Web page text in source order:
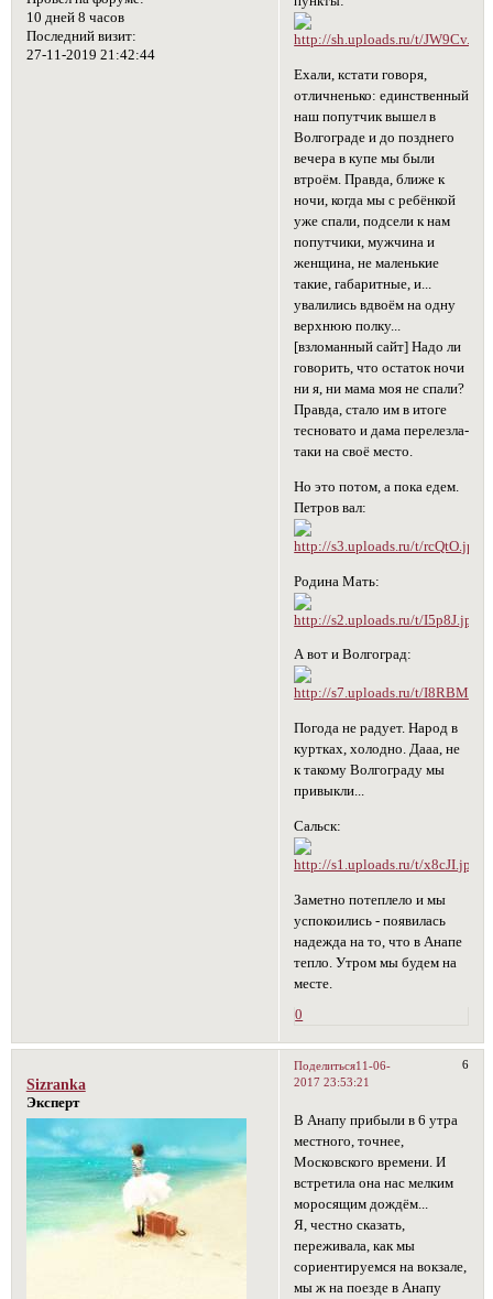
10 дней 8 часов
Последний визит:
27-11-2019 21:42:44
Ехали, кстати говоря,
отличненько: единственный
наш попутчик вышел в
Волгограде и до позднего
вечера в купе мы были
втроём. Правда, ближе к
ночи, когда мы с ребёнкой
уже спали, подсели к нам
попутчики, мужчина и
женщина, не маленькие
такие, габаритные, и...
увалились вдвоём на одну
верхнюю полку...
[взломанный сайт] Надо ли
говорить, что остаток ночи
ни я, ни мама моя не спали?
Правда, стало им в итоге
тесновато и дама перелезла-
таки на своё место.
Но это потом, а пока едем.
Петров вал:
Родина Мать:
А вот и Волгоград:
Погода не радует. Народ в
куртках, холодно. Дааа, не
к такому Волгограду мы
привыкли...
Сальск:
Заметно потеплело и мы
успокоились - появилась
надежда на то, что в Анапе
тепло. Утром мы будем на
месте.
0
Поделиться 6
11-06-
2017 23:53:21
Sizranka
Эксперт
В Анапу прибыли в 6 утра
местного, точнее,
Московского времени. И
встретила она нас мелким
моросящим дождём...
Я, честно сказать,
переживала, как мы
сориентируемся на вокзале,
мы ж на поезде в Анапу